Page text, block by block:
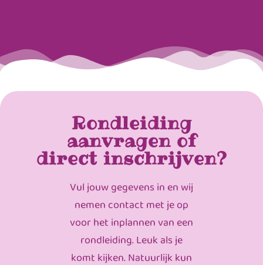
Rondleiding
aanvragen of
direct inschrijven?
Vul jouw gegevens in en wij
nemen contact met je op
voor het inplannen van een
rondleiding. Leuk als je
komt kijken. Natuurlijk kun